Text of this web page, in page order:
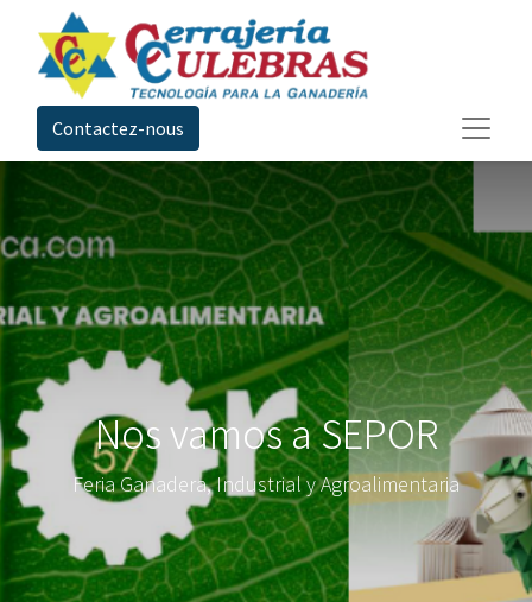
Contactez-nous
Nos vamos a SEPOR
Feria Ganadera, Industrial y Agroalimentaria